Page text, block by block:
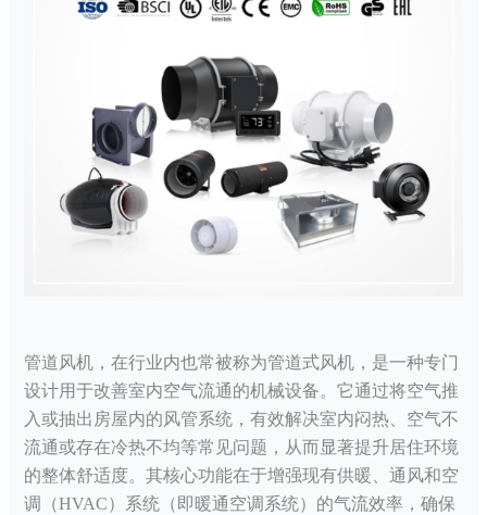
管道风机，在行业内也常被称为管道式风机，是一种专门
设计用于改善室内空气流通的机械设备。它通过将空气推
入或抽出房屋内的风管系统，有效解决室内闷热、空气不
流通或存在冷热不均等常见问题，从而显著提升居住环境
的整体舒适度。其核心功能在于增强现有供暖、通风和空
调（HVAC）系统（即暖通空调系统）的气流效率，确保